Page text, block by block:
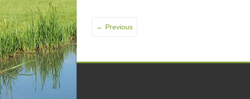
← Previous